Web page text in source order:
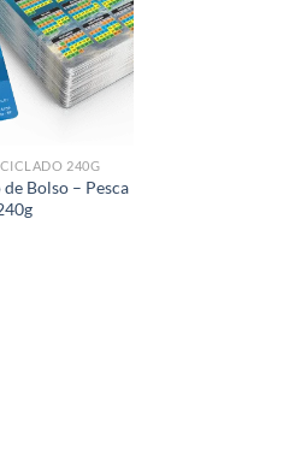
Add to
wishlist
240G
Bolso – Pesca